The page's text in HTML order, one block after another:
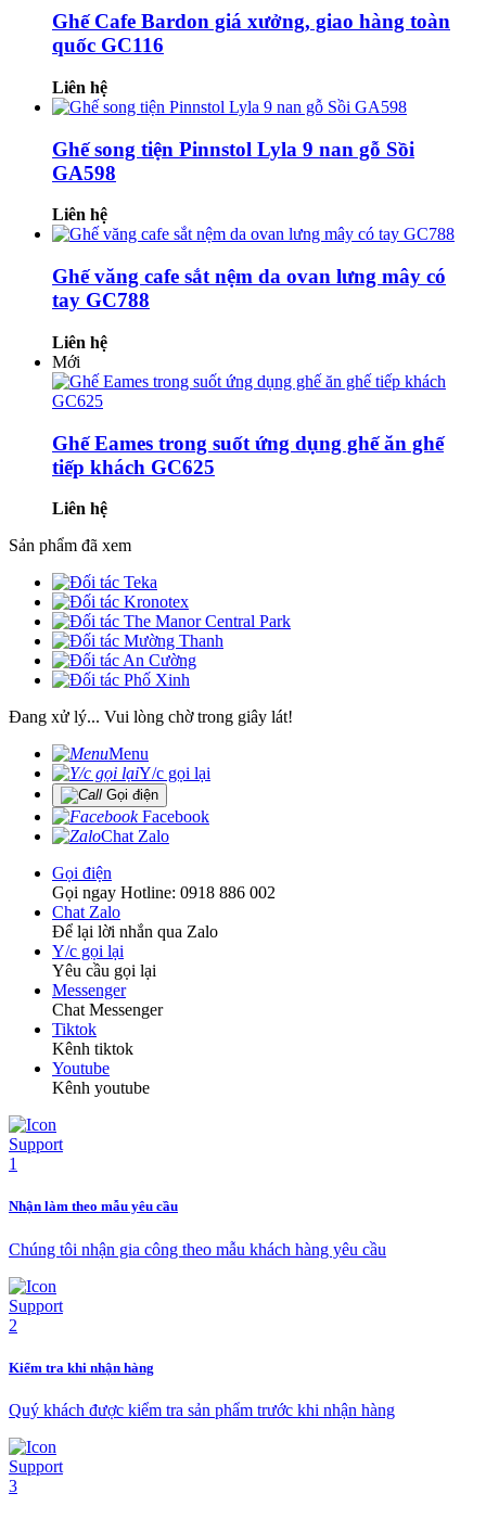
Ghế Cafe Bardon giá xưởng, giao hàng toàn
quốc GC116
Liên hệ
Ghế song tiện Pinnstol Lyla 9 nan gỗ Sồi
GA598
Liên hệ
Ghế văng cafe sắt nệm da ovan lưng mây có
tay GC788
Liên hệ
Mới
Ghế Eames trong suốt ứng dụng ghế ăn ghế
tiếp khách GC625
Liên hệ
Sản phẩm đã xem
Đang xử lý... Vui lòng chờ trong giây lát!
Menu
Y/c gọi lại
Gọi điện
Facebook
Chat Zalo
Gọi điện
Gọi ngay Hotline: 0918 886 002
Chat Zalo
Để lại lời nhắn qua Zalo
Y/c gọi lại
Yêu cầu gọi lại
Messenger
Chat Messenger
Tiktok
Kênh tiktok
Youtube
Kênh youtube
Nhận làm theo mẫu yêu cầu
Chúng tôi nhận gia công theo mẫu khách hàng yêu cầu
Kiểm tra khi nhận hàng
Quý khách được kiểm tra sản phẩm trước khi nhận hàng